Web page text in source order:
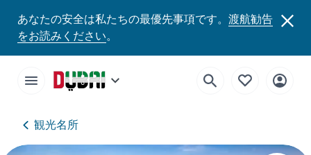
あなたの安全は私たちの最優先事項です。 渡航勧告
をお読みください。
観光名所